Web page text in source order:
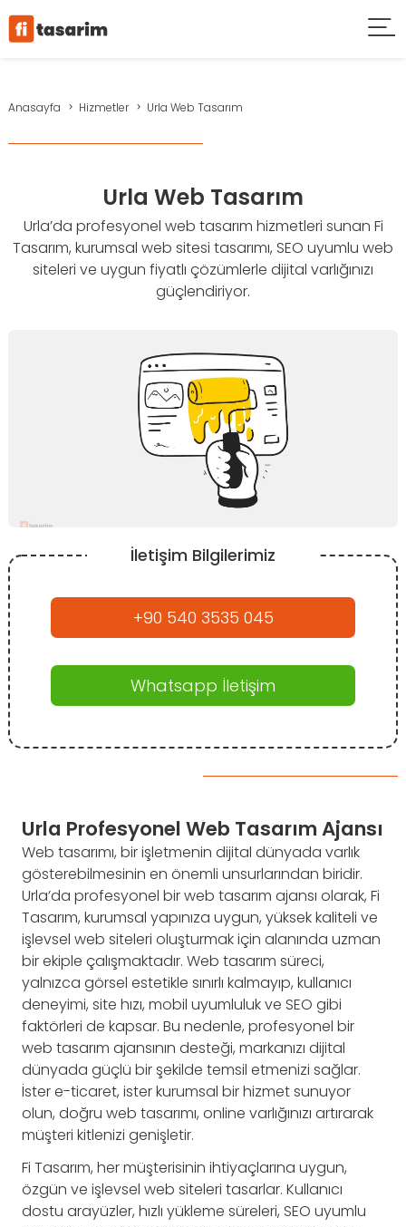
Anasayfa Hizmetler Urla Web Tasarım
Urla Web Tasarım
Urla’da profesyonel web tasarım hizmetleri sunan Fi
Tasarım, kurumsal web sitesi tasarımı, SEO uyumlu web
siteleri ve uygun fiyatlı çözümlerle dijital varlığınızı
güçlendiriyor.
İletişim Bilgilerimiz
+90 540 3535 045
Whatsapp İletişim
Urla Profesyonel Web Tasarım Ajansı
Web tasarımı, bir işletmenin dijital dünyada varlık
gösterebilmesinin en önemli unsurlarından biridir.
Urla’da profesyonel bir web tasarım ajansı olarak, Fi
Tasarım, kurumsal yapınıza uygun, yüksek kaliteli ve
işlevsel web siteleri oluşturmak için alanında uzman
bir ekiple çalışmaktadır. Web tasarım süreci,
yalnızca görsel estetikle sınırlı kalmayıp, kullanıcı
deneyimi, site hızı, mobil uyumluluk ve SEO gibi
faktörleri de kapsar. Bu nedenle, profesyonel bir
web tasarım ajansının desteği, markanızı dijital
dünyada güçlü bir şekilde temsil etmenizi sağlar.
İster e-ticaret, ister kurumsal bir hizmet sunuyor
olun, doğru web tasarımı, online varlığınızı artırarak
müşteri kitlenizi genişletir.
Fi Tasarım, her müşterisinin ihtiyaçlarına uygun,
özgün ve işlevsel web siteleri tasarlar. Kullanıcı
dostu arayüzler, hızlı yükleme süreleri, SEO uyumlu